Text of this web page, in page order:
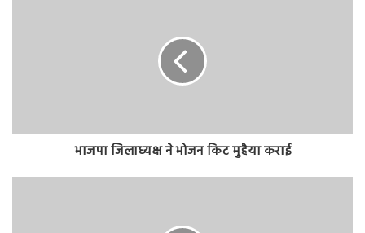
भाजपा जिलाध्यक्ष ने भोजन किट मुहैया कराई